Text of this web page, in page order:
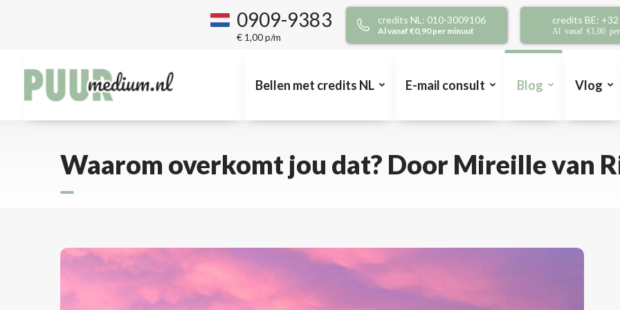
0909-9383
€ 1,00 p/m
credits NL: 010-3009106
Al vanaf €0,90 per minuut
credits BE:
Al vanaf €1,00
Bellen met credits NL E-mail consult Blog Vlog
Waarom overkomt jou dat? Door Mireille van